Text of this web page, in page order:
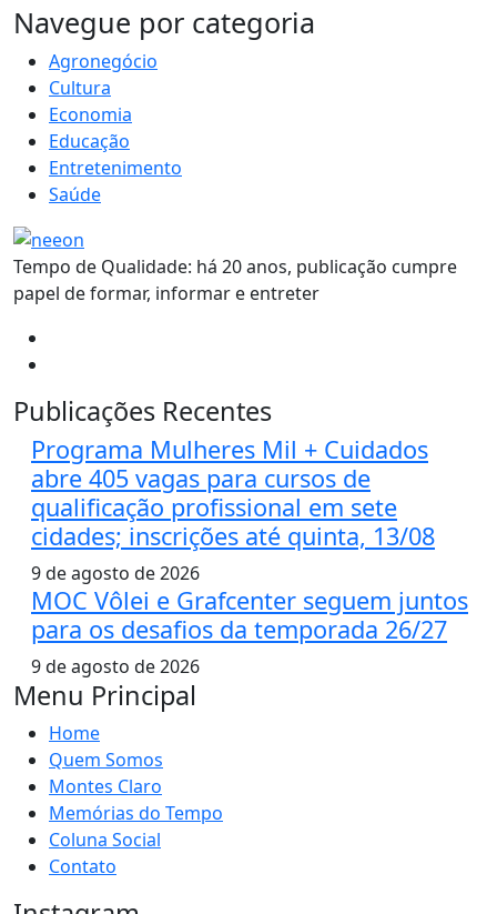
MAIS VISTOS
Navegue por categoria
Agronegócio
Cultura
Economia
Educação
Entretenimento
Saúde
Tempo de Qualidade: há 20 anos, publicação cumpre
papel de formar, informar e entreter
Publicações Recentes
Programa Mulheres Mil + Cuidados
abre 405 vagas para cursos de
qualificação profissional em sete
cidades; inscrições até quinta, 13/08
9 de agosto de 2026
MOC Vôlei e Grafcenter seguem juntos
para os desafios da temporada 26/27
9 de agosto de 2026
Menu Principal
Home
Quem Somos
Montes Claro
Memórias do Tempo
Coluna Social
Contato